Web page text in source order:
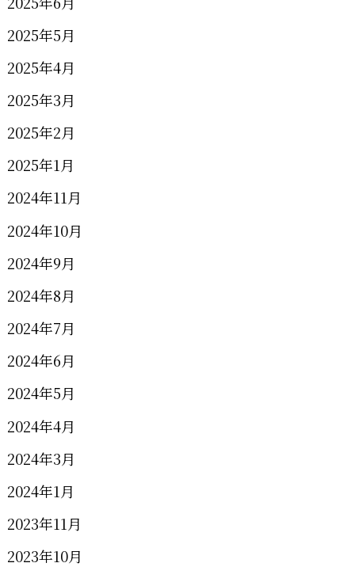
2025年5月
2025年4月
2025年3月
2025年2月
2025年1月
2024年11月
2024年10月
2024年9月
2024年8月
2024年7月
2024年6月
2024年5月
2024年4月
2024年3月
2024年1月
2023年11月
2023年10月